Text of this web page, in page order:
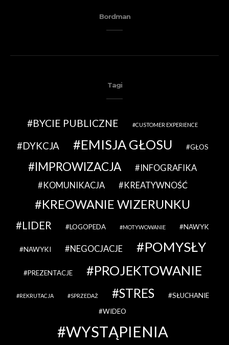
Bordman
Tagi
BYCIE PUBLICZNE CUSTOMER EXPERIENCE
DYKCJA EMISJA GŁOSU GŁOS
IMPROWIZACJA
INFOGRAFIKA
KOMUNIKACJA
KREATYWNOŚĆ
KREOWANIE WIZERUNKU
LIDER LOGOPEDA MOTYWOWANIE NAWYK
NAWYKI NEGOCJACJE POMYSŁY
PREZENTACJE PROJEKTOWANIE
REKRUTACJA SPRZEDAŻ STRES
SŁUCHANIE
WIDEO
WYSTĄPIENIA